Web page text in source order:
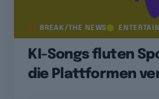
BREAK/THE NEWS ENTERTAIN
KI-Songs fluten
die Plattformen